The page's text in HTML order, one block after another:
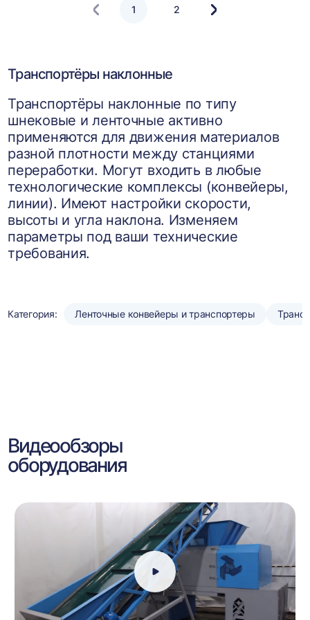
1 2
Следующая
Транспортёры наклонные
Транспортёры наклонные по типу
шнековые и ленточные активно
применяются для движения материалов
разной плотности между станциями
переработки. Могут входить в любые
технологические комплексы (конвейеры,
линии). Имеют настройки скорости,
высоты и угла наклона. Изменяем
параметры под ваши технические
требования.
Категория: Ленточные конвейеры и транспортеры
Видеообзоры
оборудования